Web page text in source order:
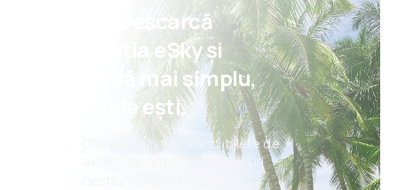
Psst! Descarcă
aplicația eSky și
rezervă mai simplu,
oriunde ești.
Oferte noi în fiecare zi: bilete de
avion, vacanțe, city break-uri